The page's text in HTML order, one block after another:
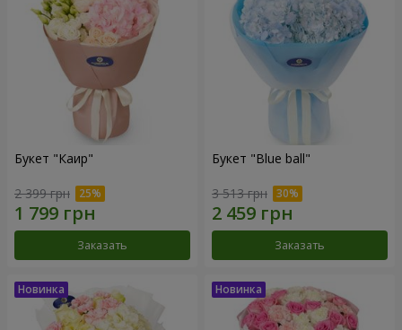
Букет "Каир"
2 399 грн
Заказать
Букет "Blue ball"
3 513 грн
Заказать